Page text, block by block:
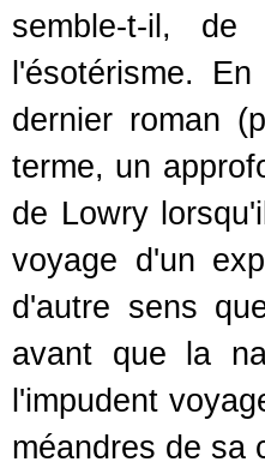
semble-t-il,
l'ésotérisme.
dernier roman
terme, un
de Lowry
voyage d'un
d'autre sens
avant que la
l'impudent
méandres de sa